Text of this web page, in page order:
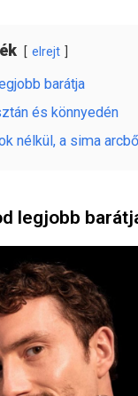
elrejt
barátja
és könnyedén
nélkül, a sima
legjobb